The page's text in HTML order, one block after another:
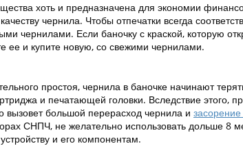
хоть и предназначена для экономии
чернила. Чтобы отпечатки всегда
чернилами. Если баночку с краской, которую
ее и купите новую, со свежими чернилами.
простоя, чернила в баночке начинают
и печатающей головки. Вследствие этого,
вызовет большой перерасход чернила и
СНПЧ, не желательно использовать дольше 8
и его компонентам.